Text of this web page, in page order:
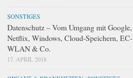
SONSTIGES
Datenschutz – Vom Umgang mit
Netflix, Windows, Cloud-Speichern,
WLAN & Co.
17. APRIL 2018